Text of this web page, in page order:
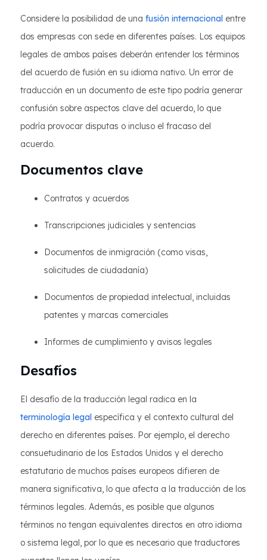
Considere la posibilidad de una fusión internacional entre
dos empresas con sede en diferentes países. Los equipos
legales de ambos países deberán entender los términos
del acuerdo de fusión en su idioma nativo. Un error de
traducción en un documento de este tipo podría generar
confusión sobre aspectos clave del acuerdo, lo que
podría provocar disputas o incluso el fracaso del
acuerdo.
Documentos clave
Contratos y acuerdos
Transcripciones judiciales y sentencias
Documentos de inmigración (como visas,
solicitudes de ciudadanía)
Documentos de propiedad intelectual, incluidas
patentes y marcas comerciales
Informes de cumplimiento y avisos legales
Desafíos
El desafío de la traducción legal radica en la
terminología legal específica y el contexto cultural del
derecho en diferentes países. Por ejemplo, el derecho
consuetudinario de los Estados Unidos y el derecho
estatutario de muchos países europeos difieren de
manera significativa, lo que afecta a la traducción de los
términos legales. Además, es posible que algunos
términos no tengan equivalentes directos en otro idioma
o sistema legal, por lo que es necesario que traductores